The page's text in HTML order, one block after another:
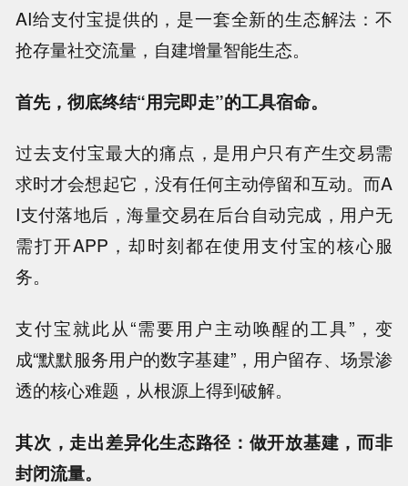
AI给支付宝提供的，是一套全新的生态解法：不
抢存量社交流量，自建增量智能生态。
首先，彻底终结“用完即走”的工具宿命。
过去支付宝最大的痛点，是用户只有产生交易需
求时才会想起它，没有任何主动停留和互动。而A
I支付落地后，海量交易在后台自动完成，用户无
需打开APP，却时刻都在使用支付宝的核心服
务。
支付宝就此从“需要用户主动唤醒的工具”，变
成“默默服务用户的数字基建”，用户留存、场景渗
透的核心难题，从根源上得到破解。
其次，走出差异化生态路径：做开放基建，而非
封闭流量。